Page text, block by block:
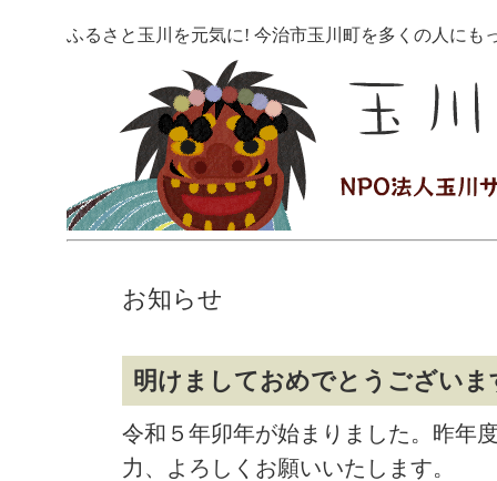
ふるさと玉川を元気に! 今治市玉川町を多くの人にも
お知らせ
明けましておめでとうございま
令和５年卯年が始まりました。昨年
力、よろしくお願いいたします。